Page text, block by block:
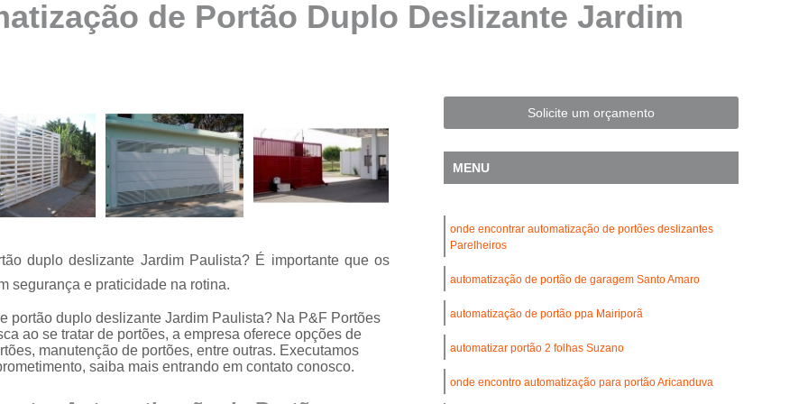
Automatização de Portão Ppa
Automatização de Portão Residencial
Conserto de Motor de Portão Basculante
Conserto de Motor Portão Eletrônico
Conserto Motor Elétrico Portão
Conserto Motor Portão
Conserto Motor Portão Eletrônico
Conserto Placa Motor de Portão
Conserto de Motor de Portão Automático
Conserto de Portão Automático
Conserto de Portão Automático Basculante
Conserto de Portão Automático Pivotante Duplo
Conserto de Portão Automático Residencial
Conserto de Portão Basculante
de Portão Duplo Deslizante Jardim
duplo deslizante Jardim Paulista? É importante que os
segurança e praticidade na rotina.
portão duplo deslizante Jardim Paulista? Na P&F Portões
ao se tratar de portões, a empresa oferece opções de
manutenção de portões, entre outras. Executamos
saiba mais entrando em contato conosco.
Solicite um orçamento
MENU
onde encontrar automatização de portões deslizantes
Parelheiros
automatização de portão de garagem Santo Amaro
automatização de portão ppa Mairiporã
automatizar portão 2 folhas Suzano
onde encontro automatização para portão Aricanduva